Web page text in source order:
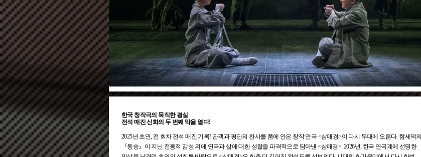
한국 창작극의 묵직한 결실
전석 매진 신화의 두 번째 막을 열다!
2025년 초연, 전 회차 전석 매진 기록! 관객과 평단의 찬사를 품에 안은 창작 연극 <삼매경>이 다시 무대에 오른다. 함세덕의
『동승』이 지닌 전통적 감성 위에 연극과 삶에 대한 성찰을 파격적으로 담아낸 <삼매경>. 2026년, 한국 연극계에 선명한